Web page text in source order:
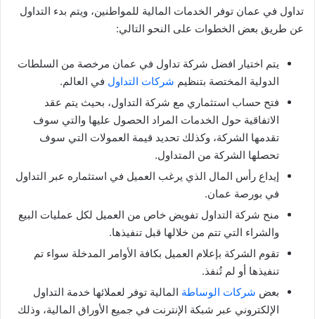
تداول في عمان توفر الخدمات المالية للمواطنين، ويتم بدء التداول
عن طريق بعض الخطوات على النحو التالي:
يتم اختيار افضل شركة تداول في عمان مرخصة من السلطات
الدولية المختصة بتنظيم شركات التداول في العالم.
فتح حساب استثماري مع شركة التداول، بحيث يتم عقد
الاتفاقية حول الخدمات المراد الحصول عليها والتي سوف
تقدمها الشركة، وكذلك تحديد قيمة العمولات التي سوف
تحصلها الشركة من المتداول.
إيداع رأس المال الذي يرغب العميل في استثماره عبر التداول
في بورصة عمان.
منح شركة التداول تفويض خاص من العميل لكل عمليات البيع
والشراء التي تتم من خلالها قبل تنفيذها.
تقوم الشركة بإعلام العميل بكافة الأوامر المدخلة سواء تم
تنفيذها أو لم تُنفذ.
بعض شركات الوساطة المالية توفر لعملائها خدمة التداول
الإلكتروني عبر شبكة الإنترنت في جميع الأوراق المالية، وذلك